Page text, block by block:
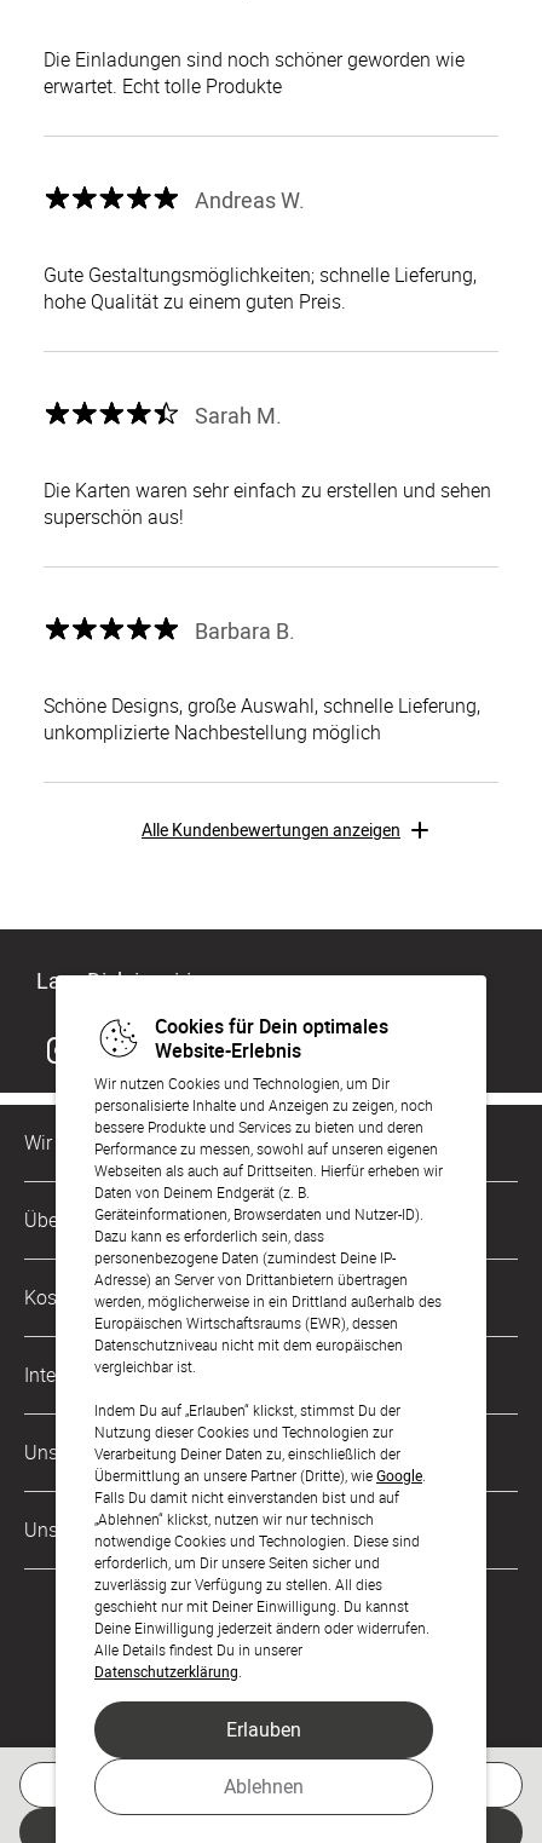
Cookies für Dein optimales
Website-Erlebnis
Wir nutzen Cookies und Technologien, um Dir
personalisierte Inhalte und Anzeigen zu zeigen, noch
bessere Produkte und Services zu bieten und deren
Performance zu messen, sowohl auf unseren eigenen
Webseiten als auch auf Drittseiten. Hierfür erheben wir
Daten von Deinem Endgerät (z. B.
Geräteinformationen, Browserdaten und Nutzer-ID).
Dazu kann es erforderlich sein, dass
personenbezogene Daten (zumindest Deine IP-
Adresse) an Server von Drittanbietern übertragen
werden, möglicherweise in ein Drittland außerhalb des
Europäischen Wirtschaftsraums (EWR), dessen
Datenschutzniveau nicht mit dem europäischen
vergleichbar ist.
Indem Du auf „Erlauben“ klickst, stimmst Du der
Nutzung dieser Cookies und Technologien zur
Verarbeitung Deiner Daten zu, einschließlich der
Übermittlung an unsere Partner (Dritte), wieGoogle
Falls Du damit nicht einverstanden bist und auf
„Ablehnen“ klickst, nutzen wir nur technisch
notwendige Cookies und Technologien. Diese sind
erforderlich, um Dir unsere Seiten sicher und
zuverlässig zur Verfügung zu stellen. All dies
geschieht nur mit Deiner Einwilligung. Du kannst
Deine Einwilligung jederzeit ändern oder widerrufen.
Alle Details findest Du in unserer
Datenschutzerklärung
Ablehnen
Erlauben
Kostenlose Musterkarte
Die Einladungen sind noch schöner geworden wie
erwartet. Echt tolle Produkte
Andreas W.
Gute Gestaltungsmöglichkeiten; schnelle Lieferung,
hohe Qualität zu einem guten Preis.
Sarah M.
Die Karten waren sehr einfach zu erstellen und sehen
superschön aus!
Barbara B.
Schöne Designs, große Auswahl, schnelle Lieferung,
unkomplizierte Nachbestellung möglich
Alle Kundenbewertungen anzeigen
Lass Dich inspirieren
Wir sind für Dich da
Kundenservice-Hotline
0221 956 725 10
Mo. - Fr. von 9 bis 17 Uhr
kontakt@sendmoments.de
Über Uns
Philosophie
Karriere
Impressum
AGB & Widerrufsrecht
Zahlung & Versand
Datenschutz
Barrierefreiheitserklärung
LLM's
Kostenlose Services
Musterkarten
Digitale Fotoalben
Digitale Gästelisten
FAQ & Hilfe
International
Österreich
Schweiz
Frankreich
Unsere Zahlungsarten
Unsere Partner
Feier den Moment.